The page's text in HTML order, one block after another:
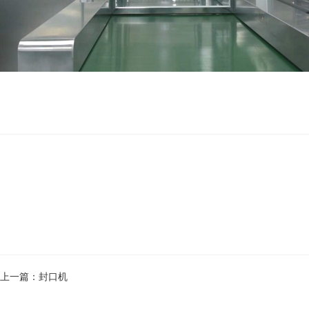
上一篇：封口机